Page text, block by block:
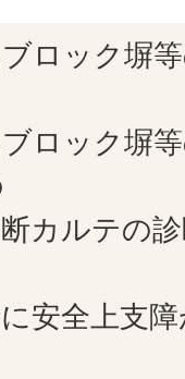
ロック塀
ロック塀
カルテの
安全上支